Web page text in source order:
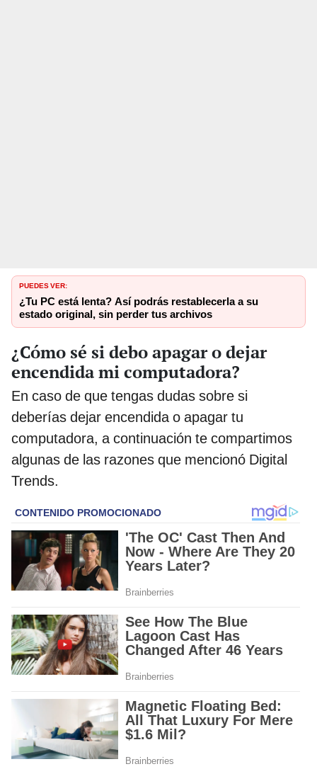
PUEDES VER:
¿Tu PC está lenta? Así podrás restablecerla a su
estado original, sin perder tus archivos
¿Cómo sé si debo apagar o dejar
encendida mi computadora?
En caso de que tengas dudas sobre si
deberías dejar encendida o apagar tu
computadora, a continuación te compartimos
algunas de las razones que mencionó Digital
Trends.